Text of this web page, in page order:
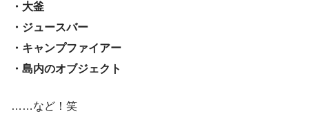
・大釜
・ジュースバー
・キャンプファイアー
・島内のオブジェクト
……など！笑